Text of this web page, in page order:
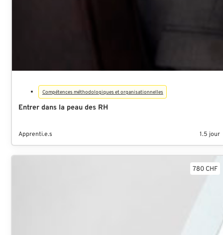
Compétences méthodologiques et organisationnelles
Entrer dans la peau des RH
Apprenti.e.s 1.5 jour
780 CHF